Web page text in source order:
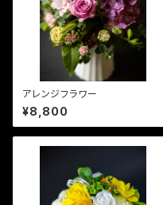
アレンジフラワー
¥8,800